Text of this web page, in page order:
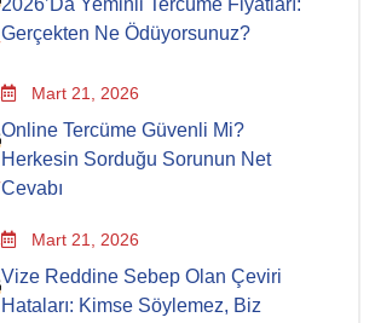
2026’da Yeminli Tercüme Fiyatları:
Gerçekten Ne Ödüyorsunuz?
Mart 21, 2026
Online Tercüme Güvenli Mi?
Herkesin Sorduğu Sorunun Net
Cevabı
Mart 21, 2026
Vize Reddine Sebep Olan Çeviri
Hataları: Kimse Söylemez, Biz